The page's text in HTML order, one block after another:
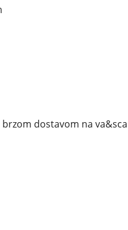
dostavom na